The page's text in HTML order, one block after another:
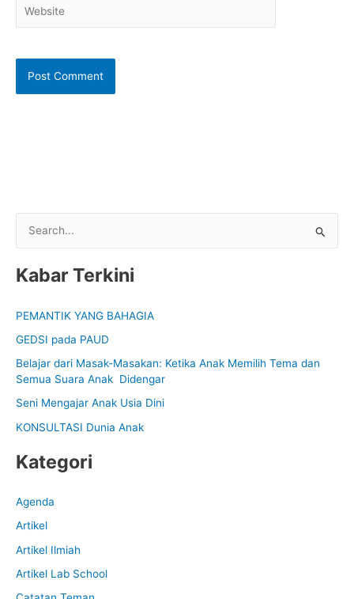
a
c
h
f
o
r
:
Kabar Terkini
PEMANTIK YANG BAHAGIA
GEDSI pada PAUD
Belajar dari Masak-Masakan: Ketika Anak Memilih Tema dan
Semua Suara Anak Didengar
Seni Mengajar Anak Usia Dini
KONSULTASI Dunia Anak
Kategori
Agenda
Artikel
Artikel Ilmiah
Artikel Lab School